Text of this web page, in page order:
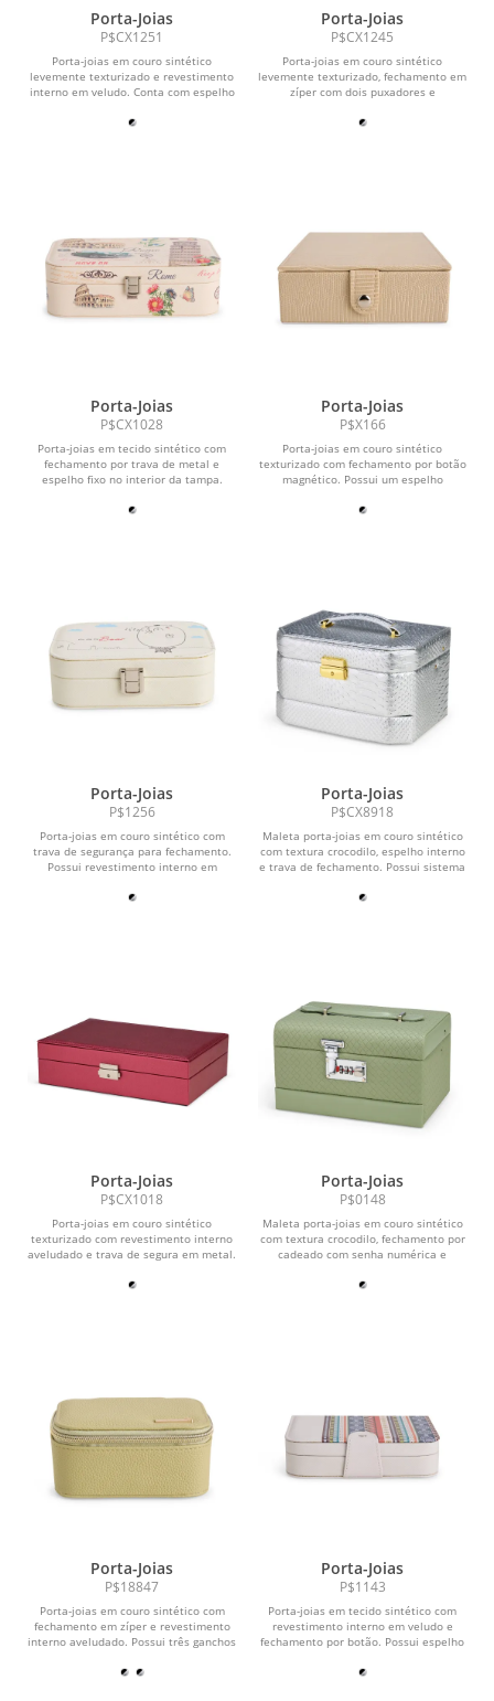
Porta-Joias
P$CX1251
Porta-joias em couro sintético
levemente texturizado e revestimento
interno em veludo. Conta com espelho
Porta-Joias
P$CX1245
Porta-joias em couro sintético
levemente texturizado, fechamento em
zíper com dois puxadores e
Porta-Joias
P$CX1028
Porta-joias em tecido sintético com
fechamento por trava de metal e
espelho fixo no interior da tampa.
Porta-Joias
P$X166
Porta-joias em couro sintético
texturizado com fechamento por botão
magnético. Possui um espelho
Porta-Joias
P$1256
Porta-joias em couro sintético com
trava de segurança para fechamento.
Possui revestimento interno em
Porta-Joias
P$CX8918
Maleta porta-joias em couro sintético
com textura crocodilo, espelho interno
e trava de fechamento. Possui sistema
Porta-Joias
P$CX1018
Porta-joias em couro sintético
texturizado com revestimento interno
aveludado e trava de segura em metal.
Porta-Joias
P$0148
Maleta porta-joias em couro sintético
com textura crocodilo, fechamento por
cadeado com senha numérica e
Porta-Joias
P$18847
Porta-joias em couro sintético com
fechamento em zíper e revestimento
interno aveludado. Possui três ganchos
Porta-Joias
P$1143
Porta-joias em tecido sintético com
revestimento interno em veludo e
fechamento por botão. Possui espelho